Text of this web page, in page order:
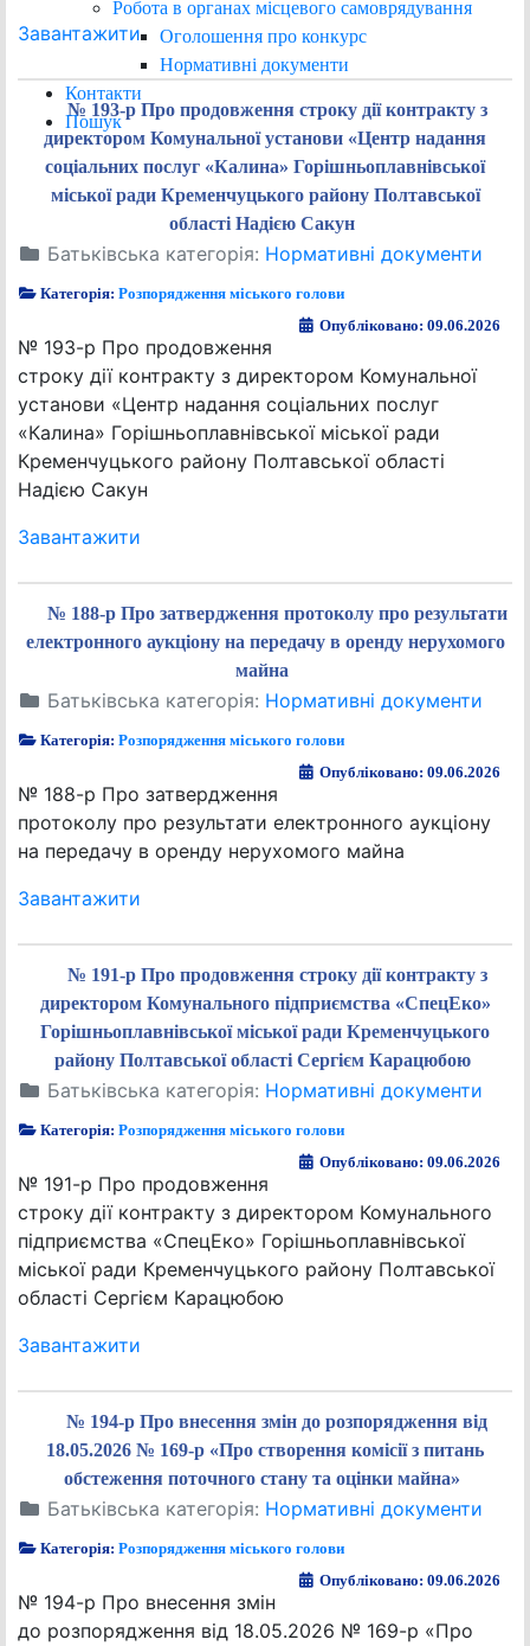
Робота в органах місцевого самоврядування
Оголошення про конкурс
Нормативні документи
Контакти
Пошук
Завантажити
№ 193-р Про продовження строку дії контракту з
директором Комунальної установи «Центр надання
соціальних послуг «Калина» Горішньоплавнівської
міської ради Кременчуцького району Полтавської
області Надією Сакун
Батьківська категорія: Нормативні документи
Категорія:Розпорядження міського голови
Опубліковано: 09.06.2026
№ 193-р Про продовження
строку дії контракту з директором Комунальної
установи «Центр надання соціальних послуг
«Калина» Горішньоплавнівської міської ради
Кременчуцького району Полтавської області
Надією Сакун
Завантажити
№ 188-р Про затвердження протоколу про результати
електронного аукціону на передачу в оренду нерухомого
майна
Батьківська категорія: Нормативні документи
Категорія:Розпорядження міського голови
Опубліковано: 09.06.2026
№ 188-р Про затвердження
протоколу про результати електронного аукціону
на передачу в оренду нерухомого майна
Завантажити
№ 191-р Про продовження строку дії контракту з
директором Комунального підприємства «СпецЕко»
Горішньоплавнівської міської ради Кременчуцького
району Полтавської області Сергієм Карацюбою
Батьківська категорія: Нормативні документи
Категорія:Розпорядження міського голови
Опубліковано: 09.06.2026
№ 191-р Про продовження
строку дії контракту з директором Комунального
підприємства «СпецЕко» Горішньоплавнівської
міської ради Кременчуцького району Полтавської
області Сергієм Карацюбою
Завантажити
№ 194-р Про внесення змін до розпорядження від
18.05.2026 № 169-р «Про створення комісії з питань
обстеження поточного стану та оцінки майна»
Батьківська категорія: Нормативні документи
Категорія:Розпорядження міського голови
Опубліковано: 09.06.2026
№ 194-р Про внесення змін
до розпорядження від 18.05.2026 № 169-р «Про